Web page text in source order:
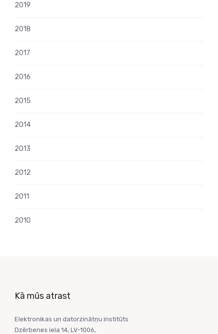
2019
2018
2017
2016
2015
2014
2013
2012
2011
2010
Kā mūs atrast
Elektronikas un datorzinātņu institūts
Dzērbenes iela 14, LV-1006,